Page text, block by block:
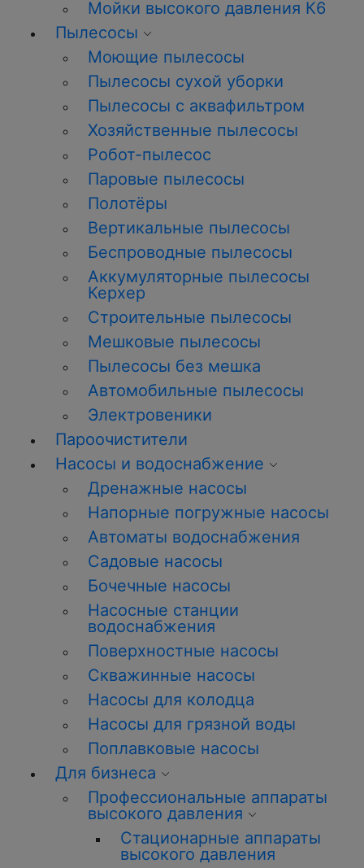
Мойки высокого давления К6
Пылесосы
Моющие пылесосы
Пылесосы сухой уборки
Пылесосы с аквафильтром
Хозяйственные пылесосы
Робот-пылесос
Паровые пылесосы
Полотёры
Вертикальные пылесосы
Беспроводные пылесосы
Аккумуляторные пылесосы
Керхер
Строительные пылесосы
Мешковые пылесосы
Пылесосы без мешка
Автомобильные пылесосы
Электровеники
Пароочистители
Насосы и водоснабжение
Дренажные насосы
Напорные погружные насосы
Автоматы водоснабжения
Садовые насосы
Бочечные насосы
Насосные станции
водоснабжения
Поверхностные насосы
Скважинные насосы
Насосы для колодца
Насосы для грязной воды
Поплавковые насосы
Для бизнеса
Профессиональные аппараты
высокого давления
Стационарные аппараты
высокого давления